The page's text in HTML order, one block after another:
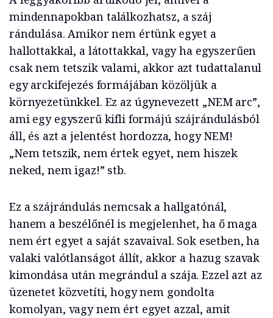
mindennapokban találkozhatsz, a száj
rándulása. Amikor nem értünk egyet a
hallottakkal, a látottakkal, vagy ha egyszerűen
csak nem tetszik valami, akkor azt tudattalanul
egy arckifejezés formájában közöljük a
környezetünkkel. Ez az úgynevezett „NEM arc”,
ami egy egyszerű kifli formájú szájrándulásból
áll, és azt a jelentést hordozza, hogy NEM!
„Nem tetszik, nem értek egyet, nem hiszek
neked, nem igaz!” stb.
Ez a szájrándulás nemcsak a hallgatónál,
hanem a beszélőnél is megjelenhet, ha ő maga
nem ért egyet a saját szavaival. Sok esetben, ha
valaki valótlanságot állít, akkor a hazug szavak
kimondása után megrándul a szája. Ezzel azt az
üzenetet közvetíti, hogy nem gondolta
komolyan, vagy nem ért egyet azzal, amit